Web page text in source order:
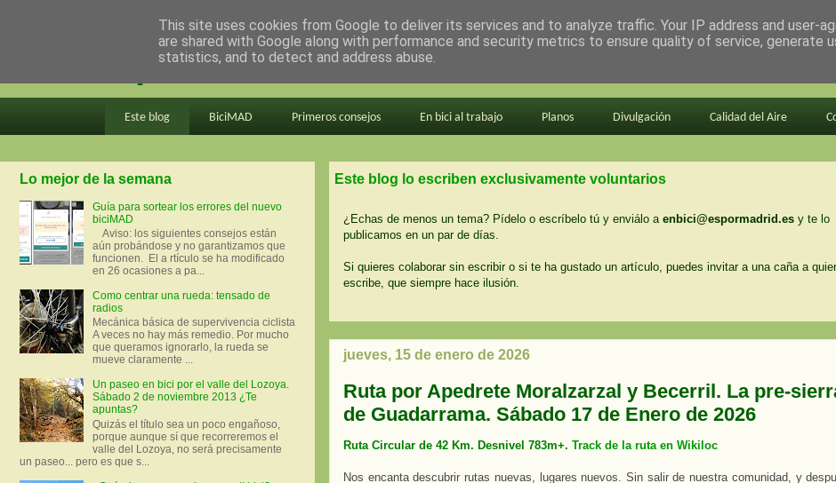
en bici por madrid
Este blog BiciMAD Primeros consejos En bici al trabajo Planos Divulgación Calidad del Aire
Este blog lo escriben exclusivamente voluntarios
¿Echas de menos un tema? Pídelo o escríbelo tú y enviálo a enbici@espormadrid.es y te lo
publicamos en un par de días.
Si quieres colaborar sin escribir o si te ha gustado un artículo, puedes invitar a una caña a
escribe, que siempre hace ilusión.
jueves, 15 de enero de 2026
Ruta por Apedrete Moralzarzal y Becerril. La pre-
de Guadarrama. Sábado 17 de Enero de 2026
Ruta Circular de 42 Km. Desnivel 783m+. Track de la ruta en Wikiloc
Nos encanta descubrir rutas nuevas, lugares nuevos. Sin salir de nuestra comunidad, y
Lo mejor de la semana
Guía para sortear los errores del nuevo
biciMAD
Aviso: los siguientes consejos están
aún probándose y no garantizamos que
funcionen. El a rtículo se ha modificado
en 26 ocasiones a pa...
Como centrar una rueda: tensado de
radios
Mecánica básica de supervivencia ciclista
A veces no hay más remedio. Por mucho
que queramos ignorarlo, la rueda se
mueve claramente ...
Un paseo en bici por el valle del Lozoya.
Sábado 2 de noviembre 2013 ¿Te
apuntas?
Quizás el título sea un poco engañoso,
porque aunque sí que recorreremos el
valle del Lozoya, no será precisamente
un paseo... pero es que s...
This site uses cookies from Google to deliver its services and to analyze traffic. Your IP address and user-
are shared with Google along with performance and security metrics to ensure quality of service, generate
statistics, and to detect and address abuse.